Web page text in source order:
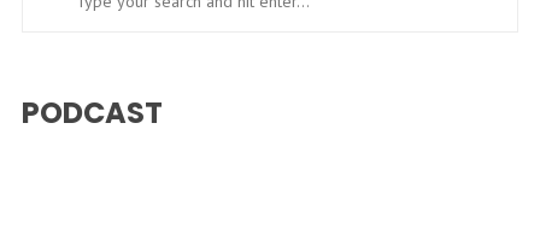
PODCAST